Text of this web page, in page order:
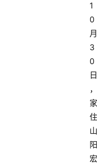
1
0
月
3
0
日
，
家
住
山
阳
宏